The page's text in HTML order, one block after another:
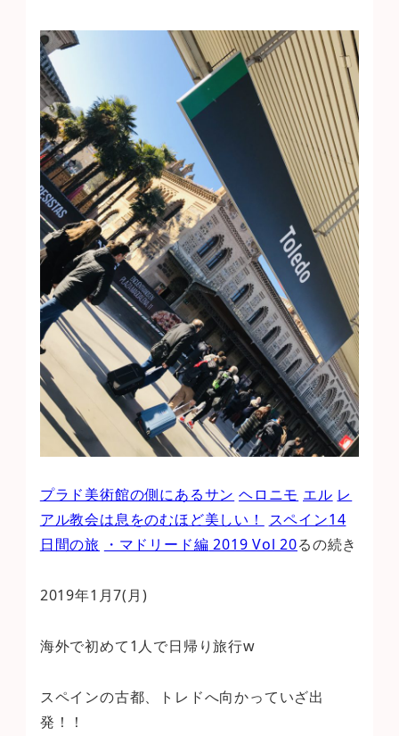
プラド美術館の側にあるサン ヘロニモ エル レ
アル教会は息をのむほど美しい！
スペイン14
日間の旅
・マドリード編 2019 Vol 20るの続き
2019年1月7(月)
海外で初めて1人で日帰り旅行w
スペインの古都、トレドへ向かっていざ出
発！！